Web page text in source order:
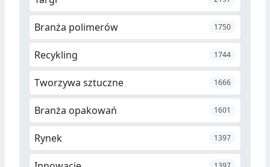
Branża polimerów 1750
Recykling 1744
Tworzywa sztuczne 1666
Branża opakowań 1601
Rynek 1397